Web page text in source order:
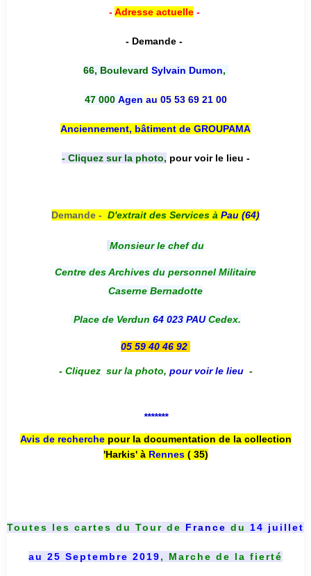
-Adresse actuelle-
- Demande -
66, Boulevard Sylvain Dumon,
47 000 Agen au 05 53 69 21 00
Anciennement, bâtiment de GROUPAMA
- Cliquez sur la photo, pour voir le lieu -
Demande - D'extrait des Services à Pau (64)
Monsieur le chef du
Centre des Archives du personnel Militaire
Caserne Bernadotte
Place de Verdun 64 023 PAUCedex.
05 59 40 46 92
- Cliquez sur la photo, pour voir le lieu -
*******
Avis de recherche pour la documentation de la collection
'Harkis' à Rennes( 35)
Toutes les cartes du Tour de France du 14 juillet
au 25 Septembre 2019, Marche de la fierté